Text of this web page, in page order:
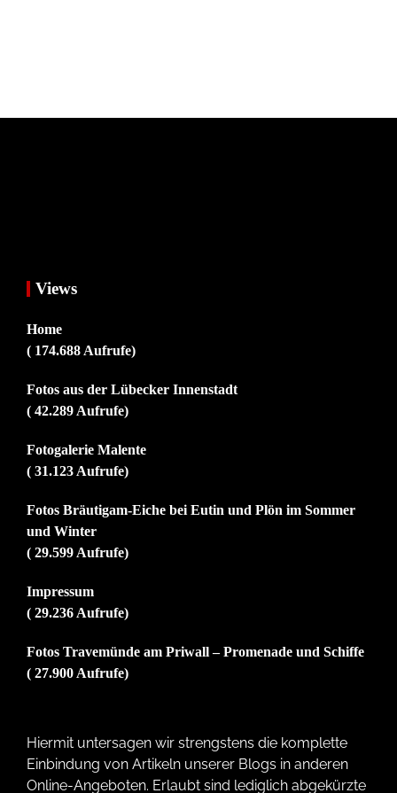
Views
Home
( 174.688 Aufrufe)
Fotos aus der Lübecker Innenstadt
( 42.289 Aufrufe)
Fotogalerie Malente
( 31.123 Aufrufe)
Fotos Bräutigam-Eiche bei Eutin und Plön im Sommer
und Winter
( 29.599 Aufrufe)
Impressum
( 29.236 Aufrufe)
Fotos Travemünde am Priwall – Promenade und Schiffe
( 27.900 Aufrufe)
Hiermit untersagen wir strengstens die komplette
Einbindung von Artikeln unserer Blogs in anderen
Online-Angeboten. Erlaubt sind lediglich abgekürzte